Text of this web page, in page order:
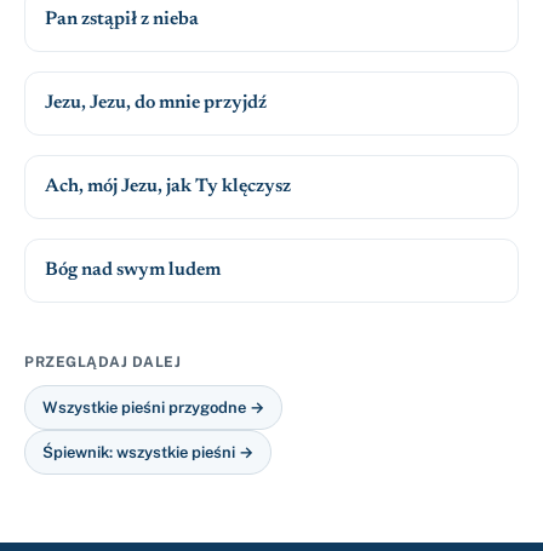
Pan zstąpił z nieba
Jezu, Jezu, do mnie przyjdź
Ach, mój Jezu, jak Ty klęczysz
Bóg nad swym ludem
PRZEGLĄDAJ DALEJ
Wszystkie pieśni przygodne →
Śpiewnik: wszystkie pieśni →